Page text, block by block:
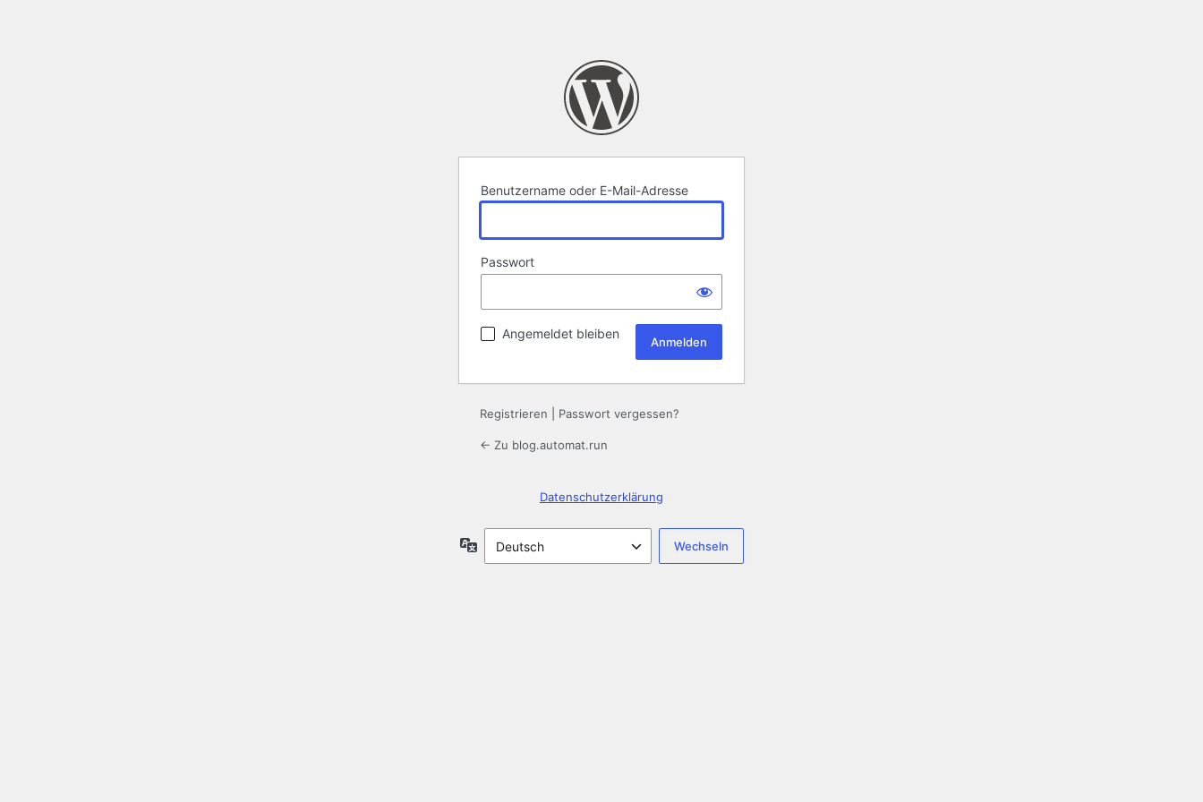
Benutzername oder E-Mail-Adresse
Passwort
Angemeldet bleiben
Registrieren Passwort vergessen?
← Zu blog.automat.run
Datenschutzerklärung
Sprache